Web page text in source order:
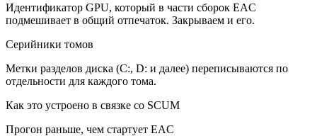
Идентификатор GPU, который в части сборок EAC
подмешивает в общий отпечаток. Закрываем и его.
Серийники томов
Метки разделов диска (C:, D: и далее) переписываются по
отдельности для каждого тома.
Как это устроено в связке со SCUM
Прогон раньше, чем стартует EAC